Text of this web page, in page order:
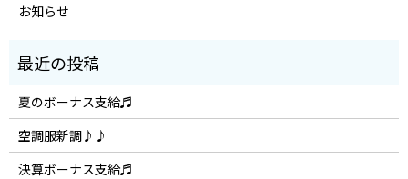
お知らせ
夏のボーナス支給♬
空調服新調♪♪
決算ボーナス支給♬